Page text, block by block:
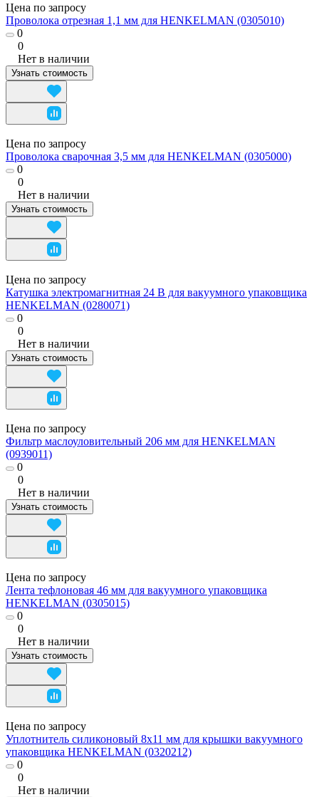
Цена по запросу
Проволока отрезная 1,1 мм для HENKELMAN (0305010)
0
0
Нет в наличии
Узнать стоимость
Цена по запросу
Проволока сварочная 3,5 мм для HENKELMAN (0305000)
0
0
Нет в наличии
Узнать стоимость
Цена по запросу
Катушка электромагнитная 24 В для вакуумного упаковщика
HENKELMAN (0280071)
0
0
Нет в наличии
Узнать стоимость
Цена по запросу
Фильтр маслоуловительный 206 мм для HENKELMAN
(0939011)
0
0
Нет в наличии
Узнать стоимость
Цена по запросу
Лента тефлоновая 46 мм для вакуумного упаковщика
HENKELMAN (0305015)
0
0
Нет в наличии
Узнать стоимость
Цена по запросу
Уплотнитель силиконовый 8x11 мм для крышки вакуумного
упаковщика HENKELMAN (0320212)
0
0
Нет в наличии